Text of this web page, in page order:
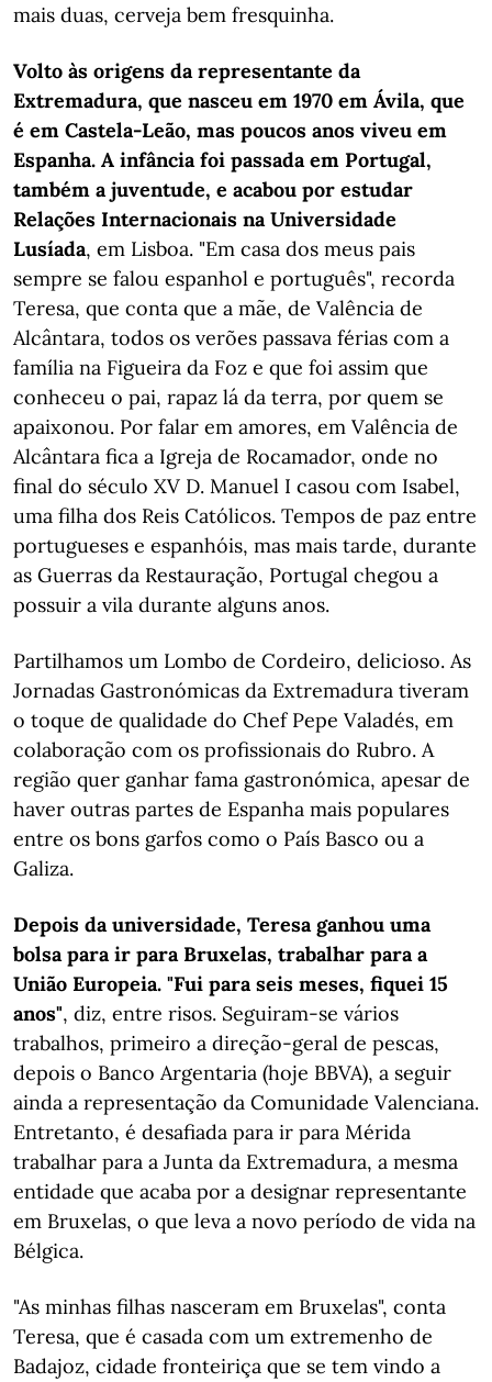
mais duas, cerveja bem fresquinha.
Volto às origens da representante da
Extremadura, que nasceu em 1970 em Ávila, que
é em Castela-Leão, mas poucos anos viveu em
Espanha. A infância foi passada em Portugal,
também a juventude, e acabou por estudar
Relações Internacionais na Universidade
Lusíada, em Lisboa. "Em casa dos meus pais
sempre se falou espanhol e português", recorda
Teresa, que conta que a mãe, de Valência de
Alcântara, todos os verões passava férias com a
família na Figueira da Foz e que foi assim que
conheceu o pai, rapaz lá da terra, por quem se
apaixonou. Por falar em amores, em Valência de
Alcântara fica a Igreja de Rocamador, onde no
final do século XV D. Manuel I casou com Isabel,
uma filha dos Reis Católicos. Tempos de paz entre
portugueses e espanhóis, mas mais tarde, durante
as Guerras da Restauração, Portugal chegou a
possuir a vila durante alguns anos.
Partilhamos um Lombo de Cordeiro, delicioso. As
Jornadas Gastronómicas da Extremadura tiveram
o toque de qualidade do Chef Pepe Valadés, em
colaboração com os profissionais do Rubro. A
região quer ganhar fama gastronómica, apesar de
haver outras partes de Espanha mais populares
entre os bons garfos como o País Basco ou a
Galiza.
Depois da universidade, Teresa ganhou uma
bolsa para ir para Bruxelas, trabalhar para a
União Europeia. "Fui para seis meses, fiquei 15
anos", diz, entre risos. Seguiram-se vários
trabalhos, primeiro a direção-geral de pescas,
depois o Banco Argentaria (hoje BBVA), a seguir
ainda a representação da Comunidade Valenciana.
Entretanto, é desafiada para ir para Mérida
trabalhar para a Junta da Extremadura, a mesma
entidade que acaba por a designar representante
em Bruxelas, o que leva a novo período de vida na
Bélgica.
"As minhas filhas nasceram em Bruxelas", conta
Teresa, que é casada com um extremenho de
Badajoz, cidade fronteiriça que se tem vindo a